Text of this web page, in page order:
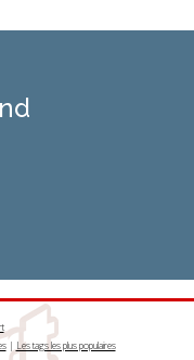
| Les tags les plus populaires